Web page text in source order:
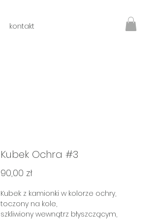
kontakt
Kubek Ochra #3
90,00 złCena
Kubek z kamionki w kolorze ochry,
toczony na kole,
szkliwiony wewnątrz błyszczącym,